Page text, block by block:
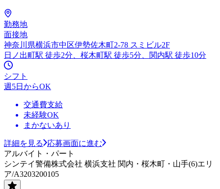
勤務地
面接地
神奈川県横浜市中区伊勢佐木町2-78 スミビル2F
日ノ出町駅 徒歩2分、桜木町駅 徒歩5分、関内駅 徒歩10分
シフト
週5日からOK
交通費支給
未経験OK
まかないあり
詳細を見る
応募画面に進む
アルバイト・パート
シンテイ警備株式会社 横浜支社 関内・桜木町・山手(6)エリ
ア/A3203200105